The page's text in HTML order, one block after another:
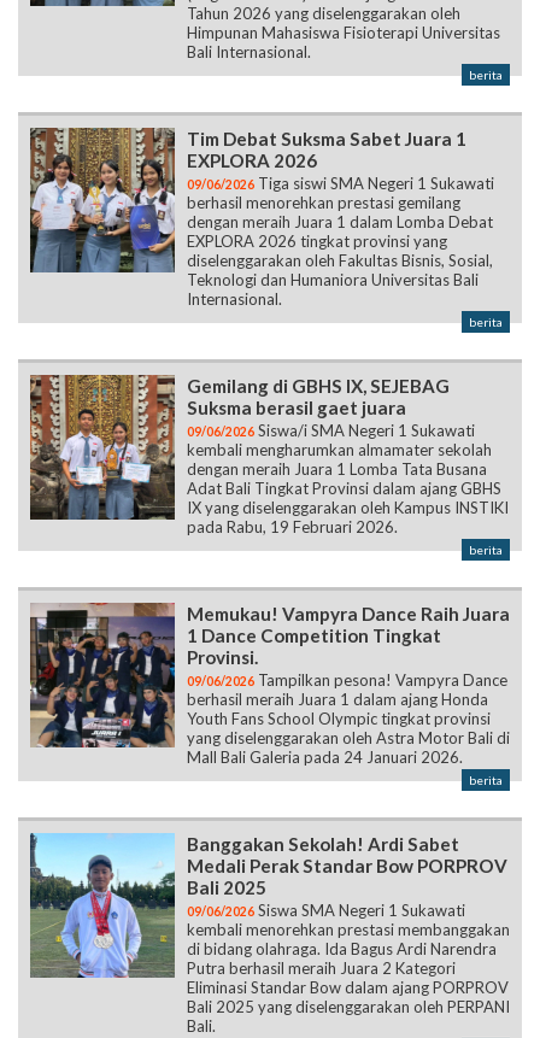
Tahun 2026 yang diselenggarakan oleh
Himpunan Mahasiswa Fisioterapi Universitas
Bali Internasional.
berita
Tim Debat Suksma Sabet Juara 1
EXPLORA 2026
09/06/2026 Tiga siswi SMA Negeri 1 Sukawati
berhasil menorehkan prestasi gemilang
dengan meraih Juara 1 dalam Lomba Debat
EXPLORA 2026 tingkat provinsi yang
diselenggarakan oleh Fakultas Bisnis, Sosial,
Teknologi dan Humaniora Universitas Bali
Internasional.
berita
Gemilang di GBHS IX, SEJEBAG
Suksma berasil gaet juara
09/06/2026 Siswa/i SMA Negeri 1 Sukawati
kembali mengharumkan almamater sekolah
dengan meraih Juara 1 Lomba Tata Busana
Adat Bali Tingkat Provinsi dalam ajang GBHS
IX yang diselenggarakan oleh Kampus INSTIKI
pada Rabu, 19 Februari 2026.
berita
Memukau! Vampyra Dance Raih Juara
1 Dance Competition Tingkat
Provinsi.
09/06/2026 Tampilkan pesona! Vampyra Dance
berhasil meraih Juara 1 dalam ajang Honda
Youth Fans School Olympic tingkat provinsi
yang diselenggarakan oleh Astra Motor Bali di
Mall Bali Galeria pada 24 Januari 2026.
berita
Banggakan Sekolah! Ardi Sabet
Medali Perak Standar Bow PORPROV
Bali 2025
09/06/2026 Siswa SMA Negeri 1 Sukawati
kembali menorehkan prestasi membanggakan
di bidang olahraga. Ida Bagus Ardi Narendra
Putra berhasil meraih Juara 2 Kategori
Eliminasi Standar Bow dalam ajang PORPROV
Bali 2025 yang diselenggarakan oleh PERPANI
Bali.